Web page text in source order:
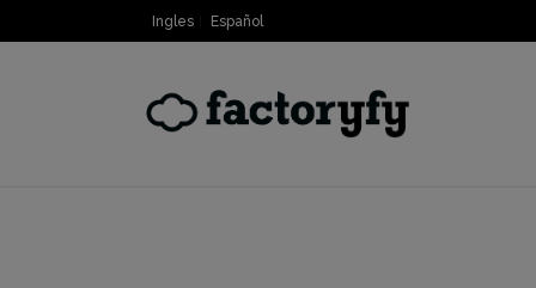
Ingles Español